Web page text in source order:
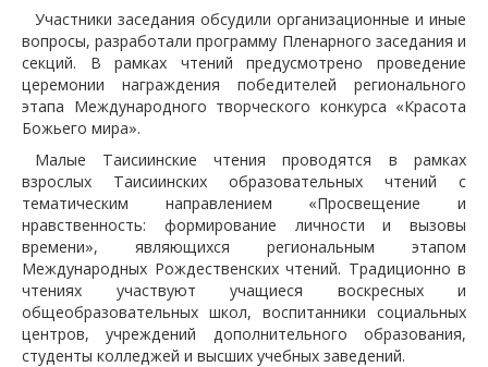
Участники заседания обсудили организационные и иные
вопросы, разработали программу Пленарного заседания и
секций. В рамках чтений предусмотрено проведение
церемонии награждения победителей регионального
этапа Международного творческого конкурса «Красота
Божьего мира».
Малые Таисиинские чтения проводятся в рамках
взрослых Таисиинских образовательных чтений с
тематическим направлением «Просвещение и
нравственность: формирование личности и вызовы
времени», являющихся региональным этапом
Международных Рождественских чтений. Традиционно в
чтениях участвуют учащиеся воскресных и
общеобразовательных школ, воспитанники социальных
центров, учреждений дополнительного образования,
студенты колледжей и высших учебных заведений.